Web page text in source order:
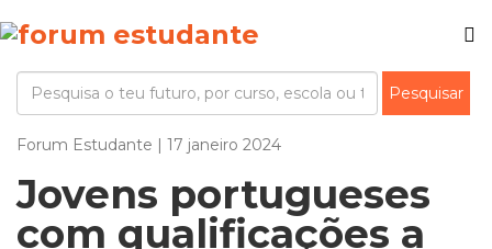
Forum Estudante | 17 janeiro 2024
Jovens portugueses
com qualificações a